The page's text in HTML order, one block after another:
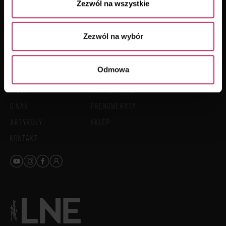
Zezwól na wszystkie
Zezwól na wybór
Odmowa
SKONTAKTUJ
SIĘ Z NAMI
51. KONGRES LNE
VIDEO
MAGAZYN LNE
PRENUMERATA
ARTYKUŁY
SKLEP